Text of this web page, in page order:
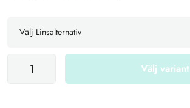
Välj variant